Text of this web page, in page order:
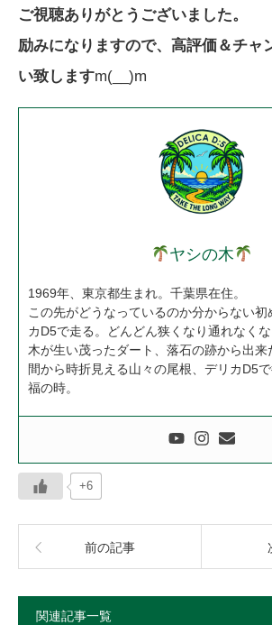
ご視聴ありがとうございました。
励みになりますので、高評価＆チャ
い致しますm(__)m
ヤシの木
1969年、東京都生まれ。千葉県在住。
この先がどうなっているのか分からない初
カD5で走る。どんどん狭くなり通れなく
木が生い茂ったダート、落石の跡から出
間から時折見える山々の尾根、デリカD5
福の時。
+6
前の記事
関連記事一覧